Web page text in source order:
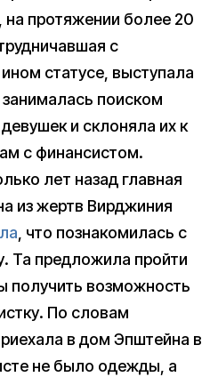
протяжении более 20
с
статусе, выступала
поиском
и склоняла их к
с финансистом.
лет назад главная
из жертв Вирджиния
, что познакомилась с
Та предложила пройти
получить возможность
По словам
в дом Эпштейна в
не было одежды, а